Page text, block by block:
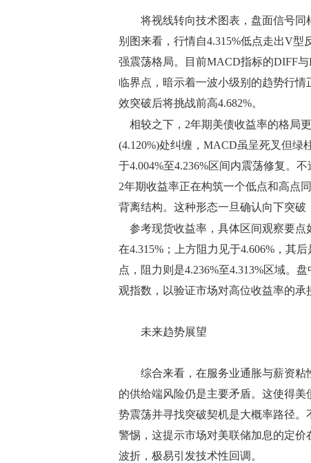
将视线转向技术图表，盘面信号同
别图来看，行情自4.315%低点走出V型
强震荡格局。目前MACD指标的DIFF
临界点，暗示着一波小级别的趋势行
效突破后将挑战前高4.682%。
相较之下，2年期美债收益率的格局
(4.120%)处纠缠，MACD虽呈死叉但
于4.004%至4.236%区间内震荡修复。
2年期收益率正在构筑一个低点和高点
背离结构。这种形态一旦确认向下突破
参考现货收益率，具体区间观察要点
在4.315%；上方阻力见于4.606%，其
点，阻力则是4.236%至4.313%区域。
观指数，以验证市场对高位收益率的承
未来趋势展望
综合来看，在服务业通胀与薪资粘
的供给端风险仍是主要矛盾。这使得
势震荡并寻找突破契机是大概率路径
警惕，这提示市场对美联储加息的定
波折，极易引发技术性回调。